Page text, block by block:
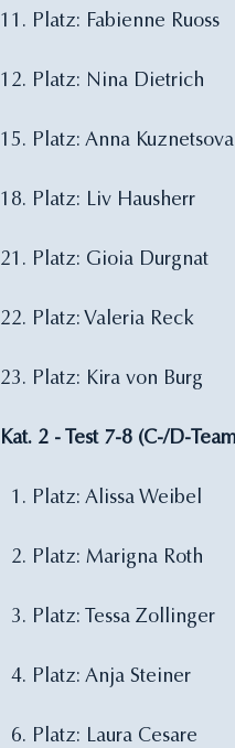
11. Platz: Fabienne Ruoss
12. Platz: Nina Dietrich
15. Platz: Anna Kuznetsova
18. Platz: Liv Hausherr
21. Platz: Gioia Durgnat
22. Platz: Valeria Reck
23. Platz: Kira von Burg
Kat. 2 - Test 7-8 (C-/D-
  1. Platz: Alissa Weibel
  2. Platz: Marigna Roth
  3. Platz: Tessa Zollinger
  4. Platz: Anja Steiner
  6. Platz: Laura Cesare